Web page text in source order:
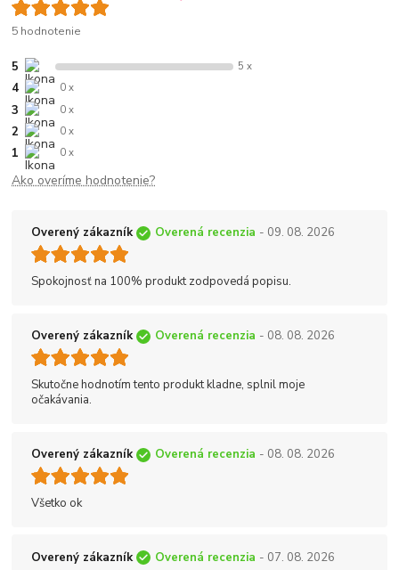
5 hodnotenie
5 5 x
4 0 x
3 0 x
2 0 x
1 0 x
Ako overíme hodnotenie?
Overený zákazník Overená recenzia - 09. 08. 2026
Spokojnosť na 100% produkt zodpovedá popisu.
Overený zákazník Overená recenzia - 08. 08. 2026
Skutočne hodnotím tento produkt kladne, splnil moje
očakávania.
Overený zákazník Overená recenzia - 08. 08. 2026
Všetko ok
Overený zákazník Overená recenzia - 07. 08. 2026